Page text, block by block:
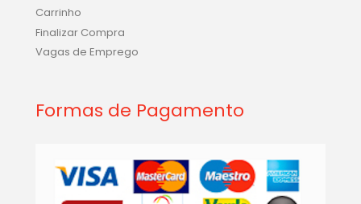
Carrinho
Finalizar Compra
Vagas de Emprego
Formas de Pagamento